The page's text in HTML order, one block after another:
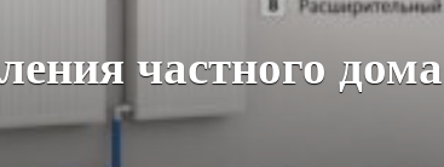
частного дома